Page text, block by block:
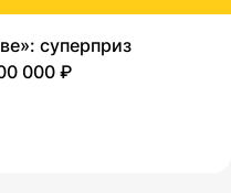
суперприз
000 ₽